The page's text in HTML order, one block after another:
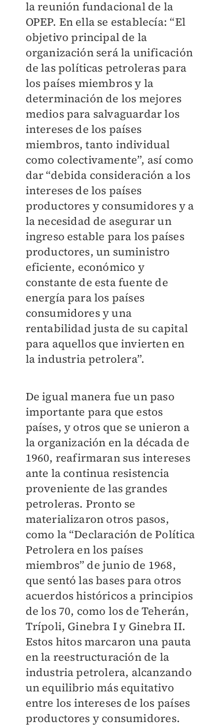
la reunión fundacional de la
OPEP. En ella se establecía: “El
objetivo principal de la
organización será la unificación
de las políticas petroleras para
los países miembros y la
determinación de los mejores
medios para salvaguardar los
intereses de los países
miembros, tanto individual
como colectivamente”, así como
dar “debida consideración a los
intereses de los países
productores y consumidores y a
la necesidad de asegurar un
ingreso estable para los países
productores, un suministro
eficiente, económico y
constante de esta fuente de
energía para los países
consumidores y una
rentabilidad justa de su capital
para aquellos que invierten en
la industria petrolera”.
De igual manera fue un paso
importante para que estos
países, y otros que se unieron a
la organización en la década de
1960, reafirmaran sus intereses
ante la continua resistencia
proveniente de las grandes
petroleras. Pronto se
materializaron otros pasos,
como la “Declaración de Política
Petrolera en los países
miembros” de junio de 1968,
que sentó las bases para otros
acuerdos históricos a principios
de los 70, como los de Teherán,
Trípoli, Ginebra I y Ginebra II.
Estos hitos marcaron una pauta
en la reestructuración de la
industria petrolera, alcanzando
un equilibrio más equitativo
entre los intereses de los países
productores y consumidores.